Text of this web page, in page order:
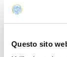
Questo sito
ricerca e di
conservazione